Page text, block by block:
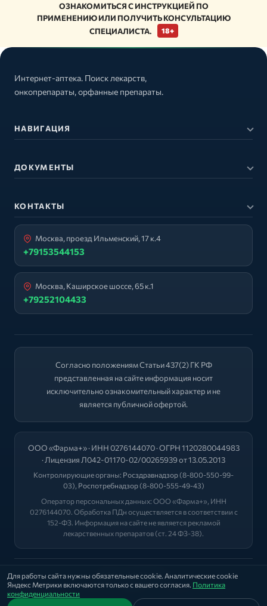
Для работы сайта нужны обязательные cookie. Аналитические cookie
Яндекс Метрики включаются только с вашего согласия. Политика
конфиденциальности
ОЗНАКОМИТЬСЯ С ИНСТРУКЦИЕЙ ПО
ПРИМЕНЕНИЮ ИЛИ ПОЛУЧИТЬ КОНСУЛЬТАЦИЮ
СПЕЦИАЛИСТА.
18+
Интернет-аптека. Поиск лекарств,
онкопрепараты, орфанные препараты.
НАВИГАЦИЯ
ДОКУМЕНТЫ
КОНТАКТЫ
Москва, проезд Ильменский, 17 к.4
+79153544153
Москва, Каширское шоссе, 65 к.1
+79252104433
Согласно положениям Статьи 437(2) ГК РФ
представленная на сайте информация носит
исключительно ознакомительный характер и не
является публичной офертой.
ООО «Фарма+» · ИНН 0276144070 · ОГРН 1120280044983
· Лицензия Л042-01170-02/00265939 от 13.05.2013
Контролирующие органы: Росздравнадзор(8-800-550-99-
03), Роспотребнадзор(8-800-555-49-43)
Оператор персональных данных: ООО «Фарма+», ИНН
0276144070. Обработка ПДн осуществляется в соответствии с
152-ФЗ. Информация на сайте не является рекламой
лекарственных препаратов (ст. 24 ФЗ-38).
2026 © "ФАРМА+"
Политика | Оферта | Лицензии